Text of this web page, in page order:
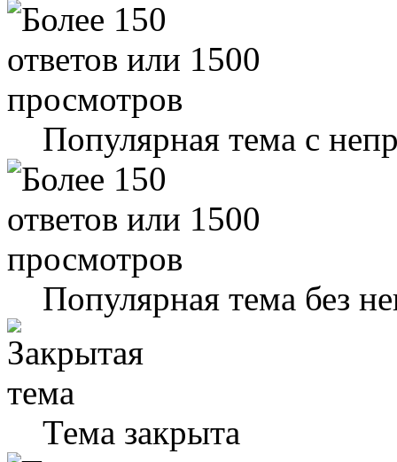
Популярная тема с
Популярная тема без
Тема закрыта